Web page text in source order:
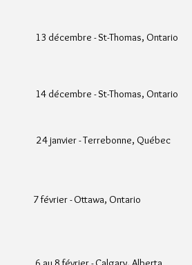
13 décembre - St-Thomas, Ontario
14 décembre - St-Thomas, Ontario
24 janvier - Terrebonne, Québec
7 février - Ottawa, Ontario